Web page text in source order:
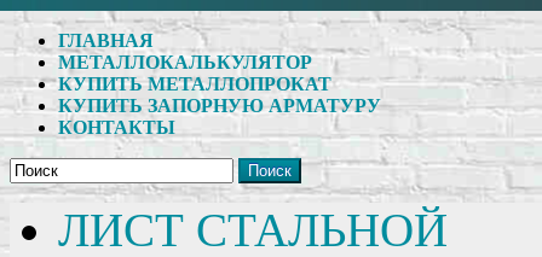
ГЛАВНАЯ
МЕТАЛЛОКАЛЬКУЛЯТОР
КУПИТЬ МЕТАЛЛОПРОКАТ
КУПИТЬ ЗАПОРНУЮ АРМАТУРУ
КОНТАКТЫ
Поиск
ЛИСТ СТАЛЬНОЙ